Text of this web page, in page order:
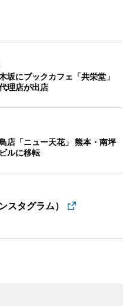
坂にブックカフェ「共栄堂」
理店が出店
店「ニュー天花」 熊本・南坪
ルに移転
タグラム）